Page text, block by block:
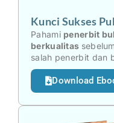
Kunci Sukses
Pahami penerbit
berkualitas
salah penerbit dan
Download